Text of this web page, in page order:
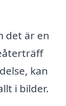
det är en
kan
i bilder.